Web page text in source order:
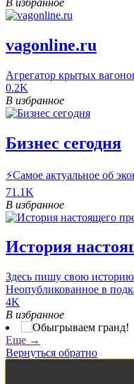
В избранное
vagonline.ru
Агрегатор крытых
0.2K
В избранное
Бизнес сегодня
⚡️Самое актуальное об
71.1K
В избранное
История
Здесь пишу свою
Неопубликованное в
4K
В избранное
Еще →
Вернуться обратно